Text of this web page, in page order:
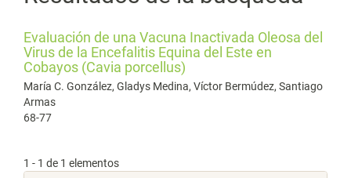
Evaluación de una Vacuna Inactivada Oleosa del
Virus de la Encefalitis Equina del Este en
Cobayos (Cavia porcellus)
María C. González, Gladys Medina, Víctor Bermúdez, Santiago
Armas
68-77
1 - 1 de 1 elementos